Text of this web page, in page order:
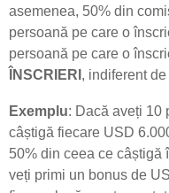
asemenea, 50% din
persoană pe care o
persoană pe care o
ÎNSCRIERI , indiferent
Exemplu: Dacă aveți 10
câștigă fiecare USD
50% din ceea ce câștigă
veți primi un bonus de